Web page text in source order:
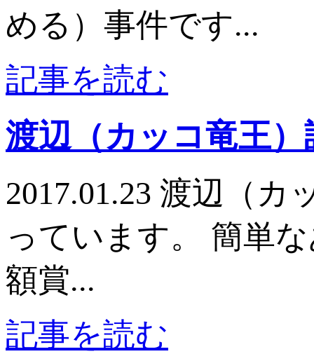
める）事件です...
記事を読む
渡辺（カッコ竜王
2017.01.23 渡辺（
っています。 簡単
額賞...
記事を読む